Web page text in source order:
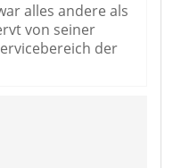
alles andere als
von seiner
der